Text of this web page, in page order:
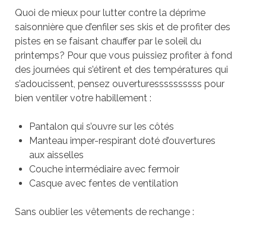
Quoi de mieux pour lutter contre la déprime
saisonnière que d’enfiler ses skis et de profiter des
pistes en se faisant chauffer par le soleil du
printemps? Pour que vous puissiez profiter à fond
des journées qui s’étirent et des températures qui
s’adoucissent, pensez ouverturessssssssss pour
bien ventiler votre habillement :
Pantalon qui s’ouvre sur les côtés
Manteau imper-respirant doté d’ouvertures
aux aisselles
Couche intermédiaire avec fermoir
Casque avec fentes de ventilation
Sans oublier les vêtements de rechange :